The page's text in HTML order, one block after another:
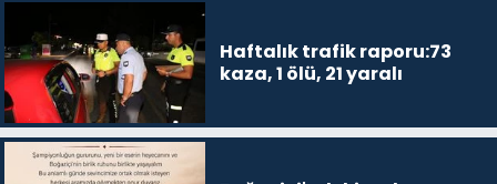
Haftalık trafik raporu:73
kaza, 1 ölü, 21 yaralı